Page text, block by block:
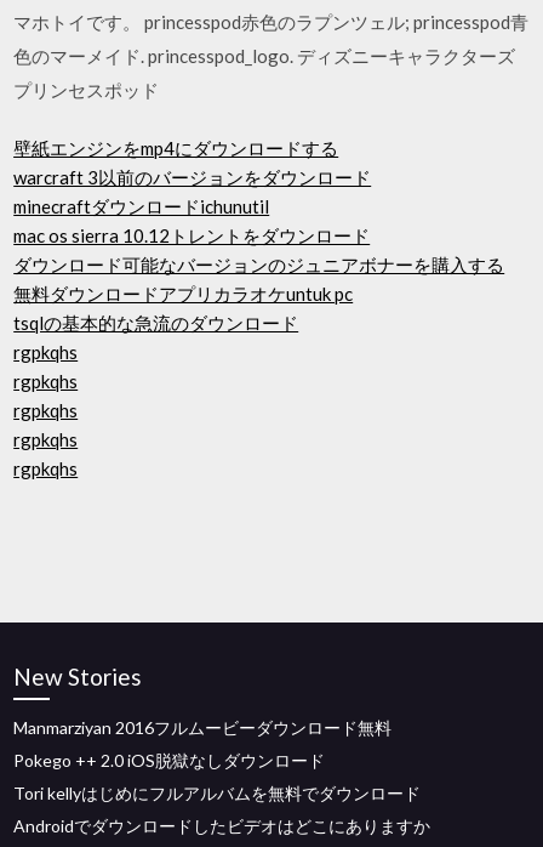
マホトイです。 princesspod赤色のラプンツェル; princesspod青
色のマーメイド. princesspod_logo. ディズニーキャラクターズ
プリンセスポッド
壁紙エンジンをmp4にダウンロードする
warcraft 3以前のバージョンをダウンロード
minecraftダウンロードichunutil
mac os sierra 10.12トレントをダウンロード
ダウンロード可能なバージョンのジュニアボナーを購入する
無料ダウンロードアプリカラオケuntuk pc
tsqlの基本的な急流のダウンロード
rgpkqhs
rgpkqhs
rgpkqhs
rgpkqhs
rgpkqhs
New Stories
Manmarziyan 2016フルムービーダウンロード無料
Pokego ++ 2.0 iOS脱獄なしダウンロード
Tori kellyはじめにフルアルバムを無料でダウンロード
Androidでダウンロードしたビデオはどこにありますか